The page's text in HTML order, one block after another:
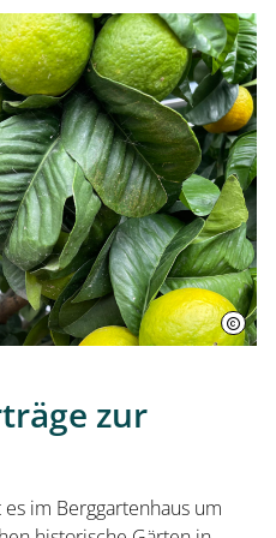
Garten
zur
im Berggartenhaus um